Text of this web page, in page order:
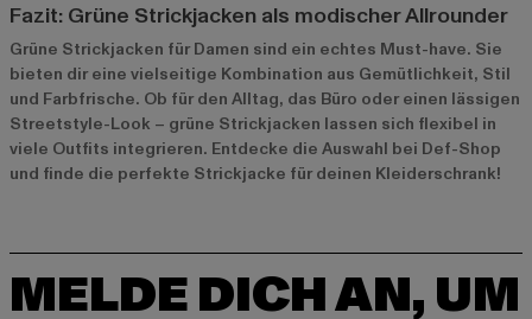
Fazit: Grüne Strickjacken als modischer Allrounder
Grüne Strickjacken für Damen sind ein echtes Must-have. Sie
bieten dir eine vielseitige Kombination aus Gemütlichkeit, Stil
und Farbfrische. Ob für den Alltag, das Büro oder einen lässigen
Streetstyle-Look – grüne Strickjacken lassen sich flexibel in
viele Outfits integrieren. Entdecke die Auswahl bei Def-Shop
und finde die perfekte Strickjacke für deinen Kleiderschrank!
MELDE DICH AN, UM